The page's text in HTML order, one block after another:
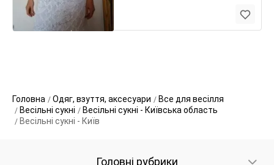
Головна Одяг, взуття, аксесуари
Все для весілля
Весільні сукні
Весільні сукні - Київська область
Весільні сукні - Київ
Головні рубрики